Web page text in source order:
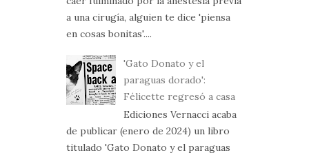
a una cirugía, alguien te dice 'piensa
en cosas bonitas'....
'Gato Donato y el
paraguas dorado':
Félicette regresó a casa
Ediciones Vernacci acaba
de publicar (enero de 2024) un libro
titulado 'Gato Donato y el paraguas